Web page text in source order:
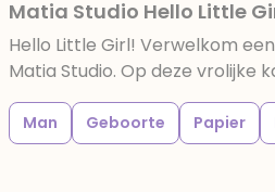
Matia Studio Hello Little
Hello Little Girl! Verwelkom
Matia Studio. Op deze vrolijke
Man Geboorte Papier